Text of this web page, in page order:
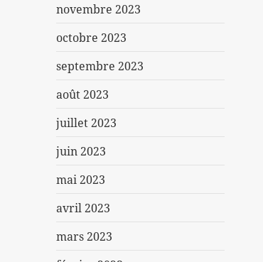
novembre 2023
octobre 2023
septembre 2023
août 2023
juillet 2023
juin 2023
mai 2023
avril 2023
mars 2023